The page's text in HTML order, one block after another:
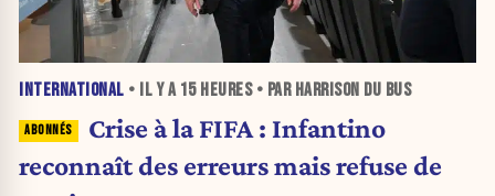
INTERNATIONAL • IL Y A 15 HEURES• PAR HARRISON DU BUS
Crise à la FIFA : Infantino
reconnaît des erreurs mais refuse de